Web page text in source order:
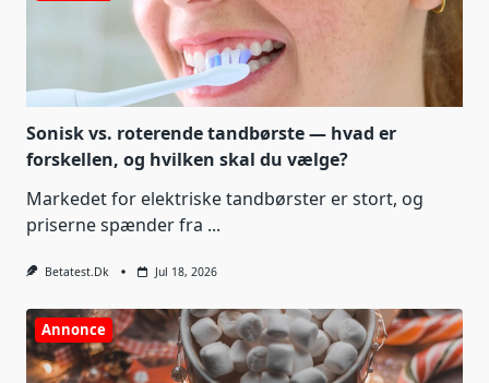
Sonisk vs. roterende tandbørste — hvad er
forskellen, og hvilken skal du vælge?
Markedet for elektriske tandbørster er stort, og
priserne spænder fra ...
Betatest.dk Jul 18, 2026
Annonce